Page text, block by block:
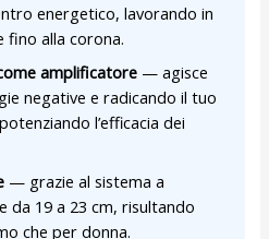
energetico, lavorando in
fino alla corona.
amplificatore — agisce
negative e radicando il tuo
l’efficacia dei
— grazie al sistema a
da 19 a 23 cm, risultando
che per donna.